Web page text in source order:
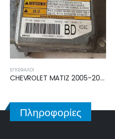
ΕΓΚΈΦΑΛΟΙ
CHEVROLET MATIZ 2005-2010 ΕΓΚΕΦΑΛΟΣ ECU AIRBAG 96801174
Πληροφορίες